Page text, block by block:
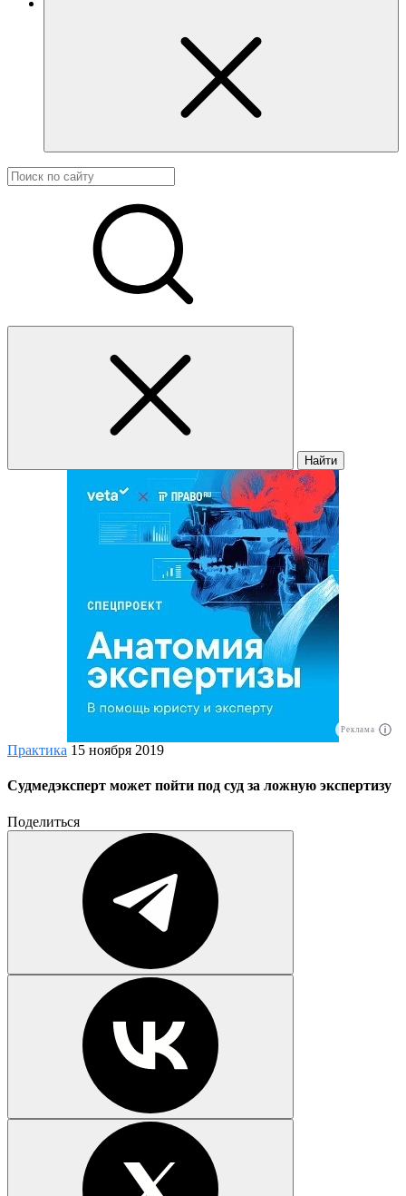
Найти
Реклама
Практика 15 ноября 2019
Судмедэксперт может пойти под суд за ложную экспертизу
Поделиться